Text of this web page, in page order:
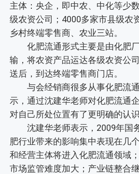
主体：央企，即中农、中化等少
级农资公司；4000多家市县级农
乡村终端零售商、农业三站。
化肥流通形式主要是由化肥厂
输，将农资产品运达各级农资公
送后，到达终端零售商门店。
与会经销商很多从事化肥流通
示，通过沈建华老师对化肥流通
对自己所处位置有了更明确的认识
沈建华老师表示，2009年国
肥行业带来的影响集中表现在几
和经营主体将进入化肥流通领域
市场监管难度加大；产业链整合